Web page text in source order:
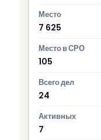
7 625
105
24
7